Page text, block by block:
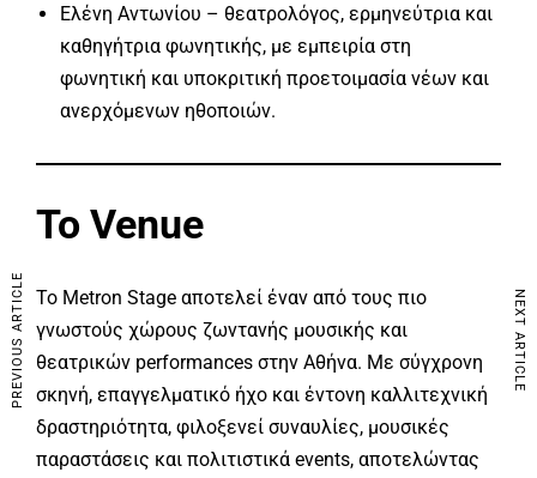
Ελένη Αντωνίου – θεατρολόγος, ερμηνεύτρια και
καθηγήτρια φωνητικής, με εμπειρία στη
φωνητική και υποκριτική προετοιμασία νέων και
ανερχόμενων ηθοποιών.
Το Venue
Το Metron Stage αποτελεί έναν από τους πιο
γνωστούς χώρους ζωντανής μουσικής και
θεατρικών performances στην Αθήνα. Με σύγχρονη
σκηνή, επαγγελματικό ήχο και έντονη καλλιτεχνική
δραστηριότητα, φιλοξενεί συναυλίες, μουσικές
παραστάσεις και πολιτιστικά events, αποτελώντας
PREVIOUS ARTICLE NEXT ARTICLE